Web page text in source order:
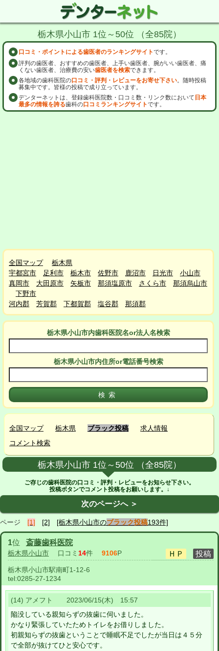
栃木県小山市 1位～50位 （全85院）
口コミ・ポイントによる歯医者のランキングサイトです。
評判の歯医者、おすすめの歯医者、上手い歯医者、腕がいい歯医者、痛
くない歯医者、治療費の安い歯医者を検索できます。
各地域の歯科医院の口コミ・評判・レビューをお寄せ下さい。随時投稿
募集中です。皆様の投稿で成り立っています。
デンターネットは、登録歯科医院数・口コミ数・リンク数において 日本
最多の情報を誇る歯科の口コミランキングサイトです。
全国マップ
栃木県
宇都宮市
足利市 栃木市 佐野市 鹿沼市 日光市
小山市
真岡市
大田原市 矢板市 那須塩原市 さくら市
那須烏山市
下野市
河内郡
芳賀郡 下都賀郡 塩谷郡 那須郡
栃木県小山市内歯科医院名or法人名検索
栃木県小山市内住所or電話番号検索
全国マップ 栃木県 ブラック投稿
求人情報
コメント検索
栃木県小山市 1位～50位 （全85院）
ご存じの歯科医院の口コミ・評判・レビューをお知らせ下さい。
投稿ボタンでコメント投稿をお願いします。↓
次のページへ ＞
ページ [1] [2] [栃木県小山市のブラック投稿193件]
1位 斎藤歯科医院
栃木県小山市 口コミ 14件 9106P
栃木県小山市駅南町1-12-6
tel:0285-27-1234
(14) アメフト 2023/06/15(木) 15:57
陥没している親知らずの抜歯に伺いました。
かなり緊張していたためトイレをお借りしました。
初親知らずの抜歯ということで睡眠不足でしたが当日は４５分
で全部が抜けてひと安心です。